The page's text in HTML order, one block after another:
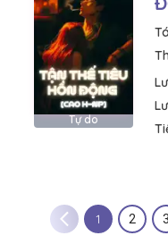
Tự do
1 2 3